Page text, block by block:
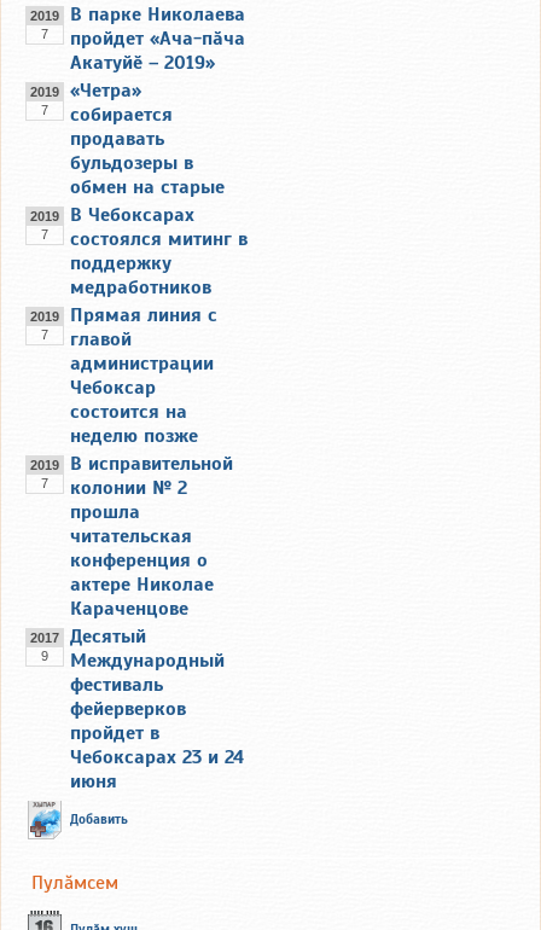
2019
7
В парке Николаева
пройдет «Ача-пӑча
Акатуйӗ – 2019»
2019
7
«Четра»
собирается
продавать
бульдозеры в
обмен на старые
2019
7
В Чебоксарах
состоялся митинг в
поддержку
медработников
2019
7
Прямая линия с
главой
администрации
Чебоксар
состоится на
неделю позже
2019
7
В исправительной
колонии № 2
прошла
читательская
конференция о
актере Николае
Караченцове
2017
9
Десятый
Международный
фестиваль
фейерверков
пройдет в
Чебоксарах 23 и 24
июня
Добавить
Пулăмсем